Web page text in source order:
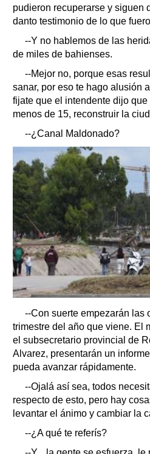
pudieron recuperarse y siguen
danto testimonio de lo que
--Y no hablemos de las
de miles de bahienses.
--Mejor no, porque esas
sanar, por eso te hago alusión
fijate que el intendente dijo
menos de 15, reconstruir la
--¿Canal Maldonado?
--Con suerte empezarán las
trimestre del año que viene. El
el subsecretario provincial de
Alvarez, presentarán un
pueda avanzar rápidamente.
--Ojalá así sea, todos
respecto de esto, pero hay
levantar el ánimo y cambiar la
--¿A qué te referís?